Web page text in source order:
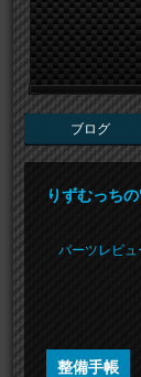
ブログ
りずむっち
パーツレビュ
整備手帳